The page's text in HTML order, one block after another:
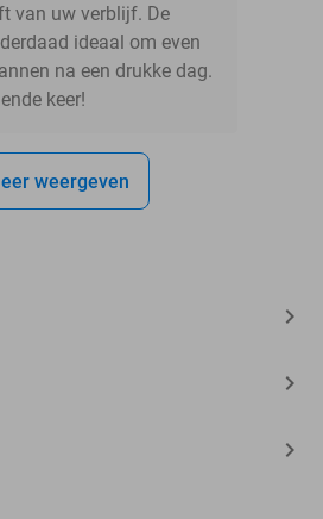
van uw verblijf. De
ideaal om even
na een drukke dag.
keer!
weergeven